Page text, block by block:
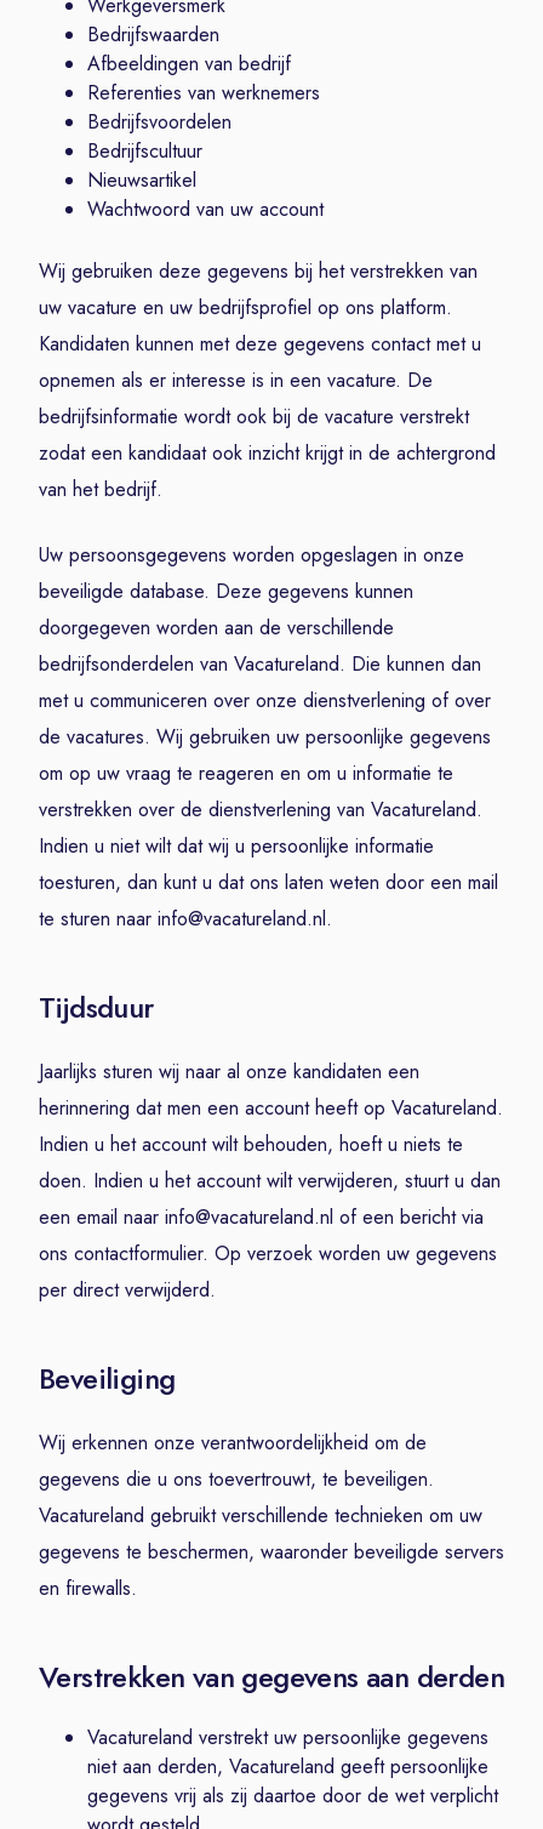
Bedrijfswaarden
Afbeeldingen van bedrijf
Referenties van werknemers
Bedrijfsvoordelen
Bedrijfscultuur
Nieuwsartikel
Wachtwoord van uw account
Wij gebruiken deze gegevens bij het verstrekken van
uw vacature en uw bedrijfsprofiel op ons platform.
Kandidaten kunnen met deze gegevens contact met u
opnemen als er interesse is in een vacature. De
bedrijfsinformatie wordt ook bij de vacature verstrekt
zodat een kandidaat ook inzicht krijgt in de achtergrond
van het bedrijf.
Uw persoonsgegevens worden opgeslagen in onze
beveiligde database. Deze gegevens kunnen
doorgegeven worden aan de verschillende
bedrijfsonderdelen van Vacatureland. Die kunnen dan
met u communiceren over onze dienstverlening of over
de vacatures. Wij gebruiken uw persoonlijke gegevens
om op uw vraag te reageren en om u informatie te
verstrekken over de dienstverlening van Vacatureland.
Indien u niet wilt dat wij u persoonlijke informatie
toesturen, dan kunt u dat ons laten weten door een mail
te sturen naar info@vacatureland.nl.
Tijdsduur
Jaarlijks sturen wij naar al onze kandidaten een
herinnering dat men een account heeft op Vacatureland.
Indien u het account wilt behouden, hoeft u niets te
doen. Indien u het account wilt verwijderen, stuurt u dan
een email naar info@vacatureland.nl of een bericht via
ons contactformulier. Op verzoek worden uw gegevens
per direct verwijderd.
Beveiliging
Wij erkennen onze verantwoordelijkheid om de
gegevens die u ons toevertrouwt, te beveiligen.
Vacatureland gebruikt verschillende technieken om uw
gegevens te beschermen, waaronder beveiligde servers
en firewalls.
Verstrekken van gegevens aan derden
Vacatureland verstrekt uw persoonlijke gegevens
niet aan derden, Vacatureland geeft persoonlijke
gegevens vrij als zij daartoe door de wet verplicht